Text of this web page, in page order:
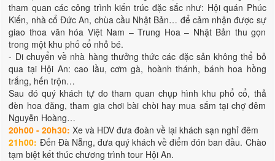
tham quan các công trình kiến trúc đặc sắc như: Hội quán Phúc
Kiến, nhà cổ Đức An, chùa cầu Nhật Bản… để cảm nhận được sự
giao thoa văn hóa Việt Nam – Trung Hoa – Nhật Bản thu gọn
trong một khu phố cổ nhỏ bé.
- Di chuyển về nhà hàng thưởng thức các đặc sản không thể bỏ
qua tại Hội An: cao lầu, cơm gà, hoành thánh, bánh hoa hồng
trắng, hến trộn…
Sau đó quý khách tự do tham quan chụp hình khu phổ cổ, thả
đèn hoa đăng, tham gia chơi bài chòi hay mua sắm tại chợ đêm
Nguyễn Hoàng…
20h00 - 20h30:Xe và HDV đưa đoàn về lại khách sạn nghỉ đêm
21h00: Đến Đà Nẵng, đưa quý khách về điểm đón ban đầu. Chào
tạm biệt kết thúc chương trình tour Hội An.